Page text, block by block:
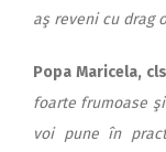
aş reveni cu drag
Popa Maricela,
foarte frumoase
voi pune în